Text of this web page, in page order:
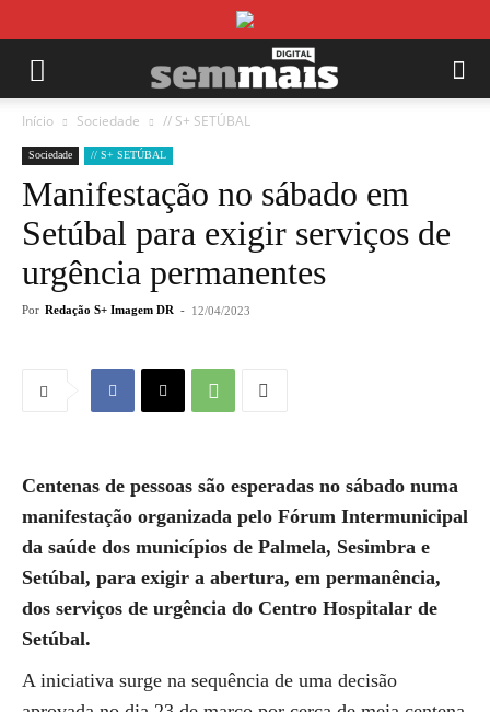
Início Sociedade // S+ SETÚBAL
Sociedade // S+ SETÚBAL
Manifestação no sábado em
Setúbal para exigir serviços de
urgência permanentes
Por Redação S+ Imagem DR - 12/04/2023
Centenas de pessoas são esperadas no sábado numa
manifestação organizada pelo Fórum Intermunicipal
da saúde dos municípios de Palmela, Sesimbra e
Setúbal, para exigir a abertura, em permanência,
dos serviços de urgência do Centro Hospitalar de
Setúbal.
A iniciativa surge na sequência de uma decisão